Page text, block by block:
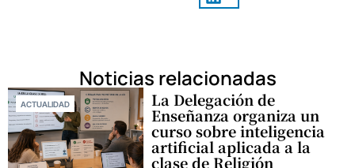
Noticias relacionadas
ACTUALIDAD La Delegación de
Enseñanza organiza un
curso sobre inteligencia
artificial aplicada a la
clase de Religión